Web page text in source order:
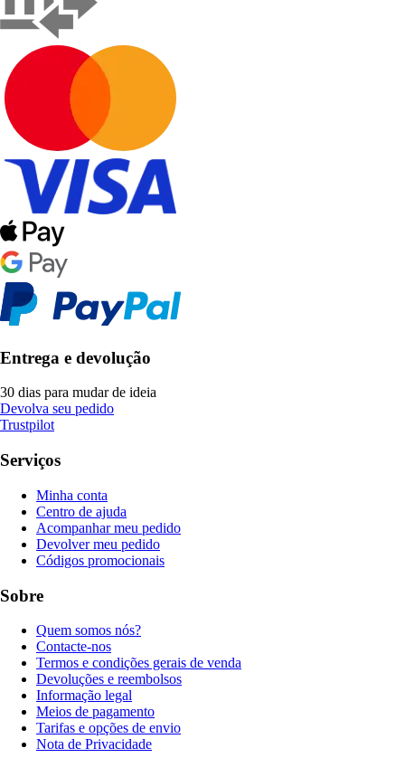
Entrega e devolução
30 dias para mudar de ideia
Devolva seu pedido
Trustpilot
Serviços
Minha conta
Centro de ajuda
Acompanhar meu pedido
Devolver meu pedido
Códigos promocionais
Sobre
Quem somos nós?
Contacte-nos
Termos e condições gerais de venda
Devoluções e reembolsos
Informação legal
Meios de pagamento
Tarifas e opções de envio
Nota de Privacidade